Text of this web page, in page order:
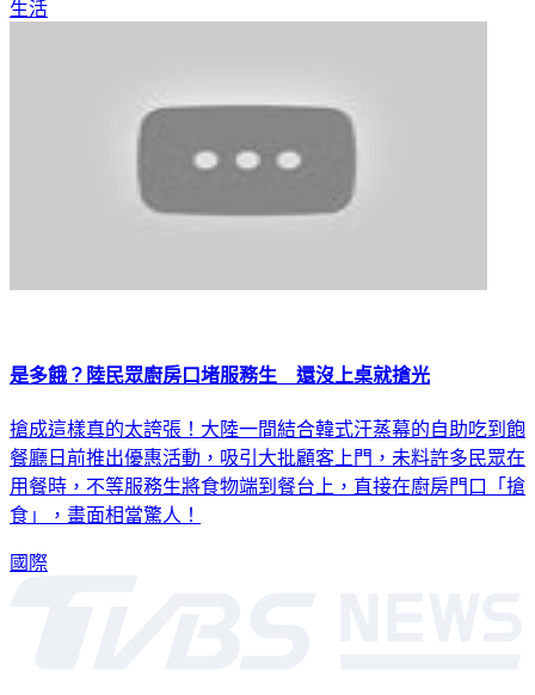
生活
是多餓？陸民眾廚房口堵服務生 還沒上桌就搶光
搶成這樣真的太誇張！大陸一間結合韓式汗蒸幕的自助吃到飽
餐廳日前推出優惠活動，吸引大批顧客上門，未料許多民眾在
用餐時，不等服務生將食物端到餐台上，直接在廚房門口「搶
食」，畫面相當驚人！
國際